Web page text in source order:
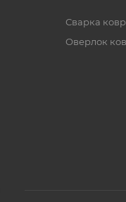
Сварка
Оверлок